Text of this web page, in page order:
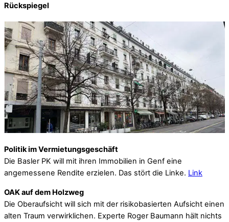
Rückspiegel
Politik im Vermietungsgeschäft
Die Basler PK will mit ihren Immobilien in Genf eine
angemessene Rendite erzielen. Das stört die Linke. Link
OAK auf dem Holzweg
Die Oberaufsicht will sich mit der risikobasierten Aufsicht einen
alten Traum verwirklichen. Experte Roger Baumann hält nichts